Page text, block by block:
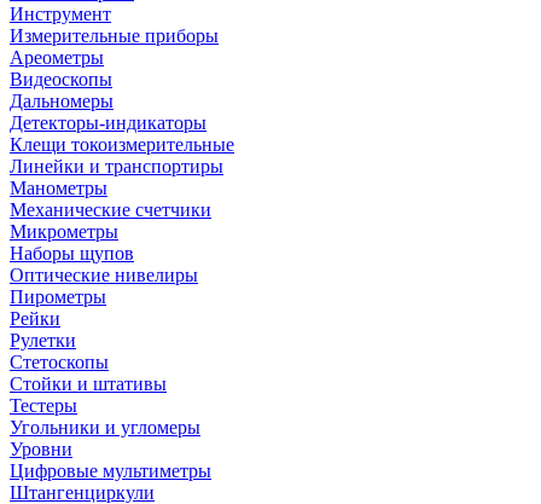
Инструмент
Измерительные приборы
Ареометры
Видеоскопы
Дальномеры
Детекторы-индикаторы
Клещи токоизмерительные
Линейки и транспортиры
Манометры
Механические счетчики
Микрометры
Наборы щупов
Оптические нивелиры
Пирометры
Рейки
Рулетки
Стетоскопы
Стойки и штативы
Тестеры
Угольники и угломеры
Уровни
Цифровые мультиметры
Штангенциркули